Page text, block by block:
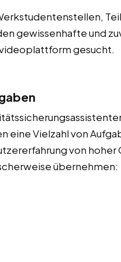
gewissenhafte und
gesucht.
eine Vielzahl von
von hoher
übernehmen: